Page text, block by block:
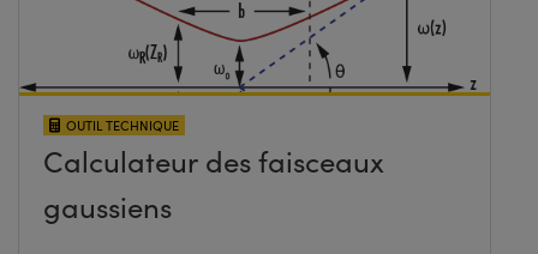
OUTIL TECHNIQUE
Calculateur des faisceaux
gaussiens